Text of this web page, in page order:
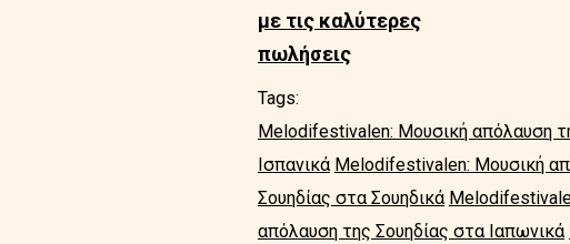
με τις καλύτερες
πωλήσεις
Tags:
Melodifestivalen: Μουσική απόλαυση
Ισπανικά Melodifestivalen: Μουσική
Σουηδίας στα Σουηδικά
απόλαυση της Σουηδίας στα Ιαπωνικά